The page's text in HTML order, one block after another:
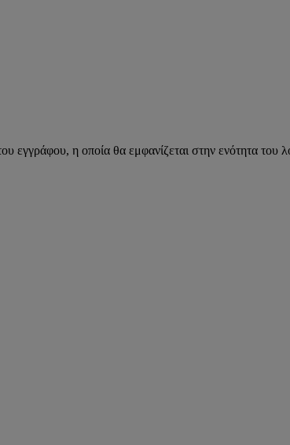
εγγράφου, η οποία θα εμφανίζεται στην ενότητα του